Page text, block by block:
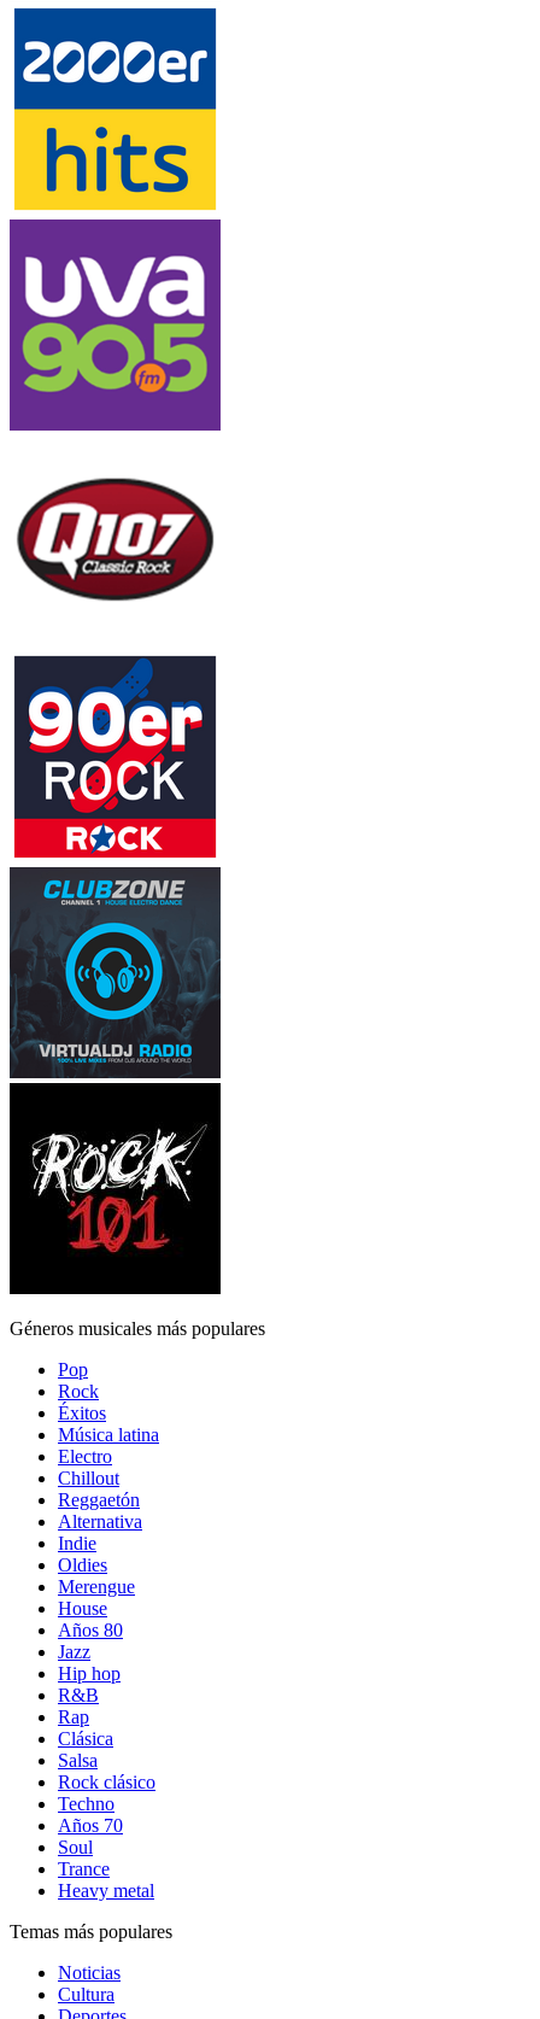
Géneros musicales más populares
Pop
Rock
Éxitos
Música latina
Electro
Chillout
Reggaetón
Alternativa
Indie
Oldies
Merengue
House
Años 80
Jazz
Hip hop
R&B
Rap
Clásica
Salsa
Rock clásico
Techno
Años 70
Soul
Trance
Heavy metal
Temas más populares
Noticias
Cultura